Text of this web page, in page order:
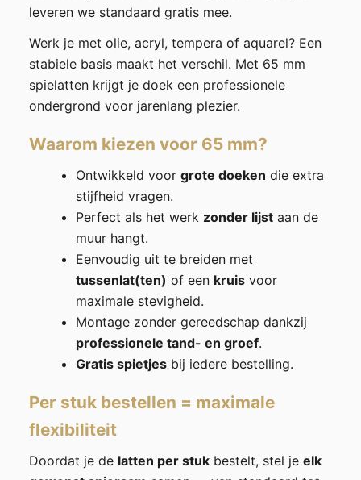
leveren we standaard gratis mee.
Werk je met olie, acryl, tempera of aquarel? Een
stabiele basis maakt het verschil. Met 65 mm
spielatten krijgt je doek een professionele
ondergrond voor jarenlang plezier.
Waarom kiezen voor 65 mm?
Ontwikkeld voor grote doeken die extra
stijfheid vragen.
Perfect als het werk zonder lijst aan de
muur hangt.
Eenvoudig uit te breiden met
tussenlat(ten) of een kruis voor
maximale stevigheid.
Montage zonder gereedschap dankzij
professionele tand- en groef.
Gratis spietjes bij iedere bestelling.
Per stuk bestellen = maximale
flexibiliteit
Doordat je de latten per stuk bestelt, stel je elk